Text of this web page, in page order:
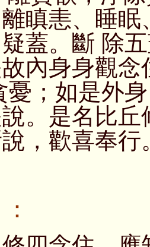
瞋恚、睡
蓋。斷 除
內身身觀
憂；如是外
。是名比
，歡喜奉行